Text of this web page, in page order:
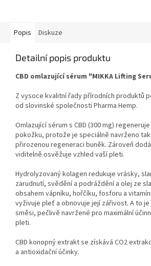
Popis Diskuze
Detailní popis produktu
CBD omlazující sérum "MIKKA Lifting
Z vysoce kvalitní řady přírodních produktů
od slovinské společnosti Pharma Hemp.
Omlazující sérum s CBD (300 mg)
pokožku, protože je speciálně navrženo
přirozenou regeneraci buněk. Zároveň
viditelně osvěžuje vzhled vaší pleti.
Hydrolyzovaný kolagen redukuje vrásky,
zarudnutí, svědění a podráždění a olej ze
obsahem vápníku, hořčíku, fosforu a
vyživuje pleť a obnovuje její zářivost. A to je
směsi, pečlivě navržené pro maximální
pleti.
CBD konopný extrakt se získává CO2
a antioxidační účinky.